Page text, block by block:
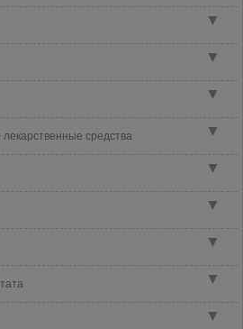
▼
▼
▼
▼
средства
▼
▼
▼
▼
▼